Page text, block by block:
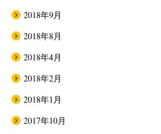
2018年9月
2018年8月
2018年4月
2018年2月
2018年1月
2017年10月